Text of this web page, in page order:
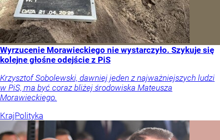
Wyrzucenie Morawieckiego nie wystarczyło. Szykuje się
kolejne głośne odejście z PiS
Krzysztof Sobolewski, dawniej jeden z najważniejszych ludzi
w PiS, ma być coraz bliżej środowiska Mateusza
Morawieckiego.
KrajPolityka